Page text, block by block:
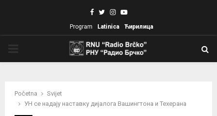
Facebook
TwitterInstagram
Youtube
Program Latinica Ћирилица
Početna
Svijet
УН се надају наставку дијалога Вашингтона и Техерана